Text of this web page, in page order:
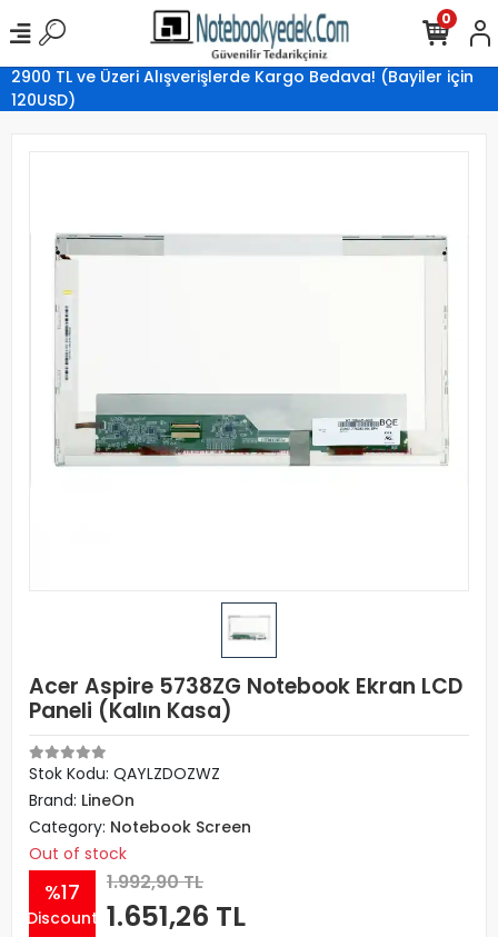
2900 TL ve Üzeri Alışverişlerde Kargo Bedava! (Bayiler için
120USD)
0
Acer Aspire 5738ZG Notebook Ekran LCD
Paneli (Kalın Kasa)
Stok Kodu: QAYLZDOZWZ
Brand: LineOn
Category: Notebook Screen
Out of stock
%17
Discount
1.992,90 TL
1.651,26 TL